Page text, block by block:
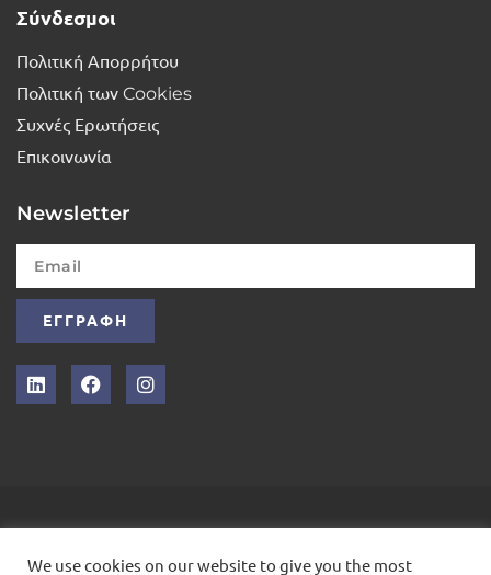
Σύνδεσμοι
Πολιτική Απορρήτου
Πολιτική των Cookies
Συχνές Ερωτήσεις
Επικοινωνία
Newsletter
ΕΓΓΡΑΦΗ
INTELLEX
We use cookies on our website to give you the most